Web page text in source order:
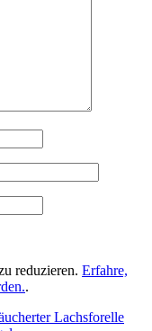
reduzieren. Erfahre,
.
Lachsforelle